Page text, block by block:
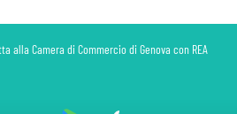
Camera di Commercio di Genova con REA